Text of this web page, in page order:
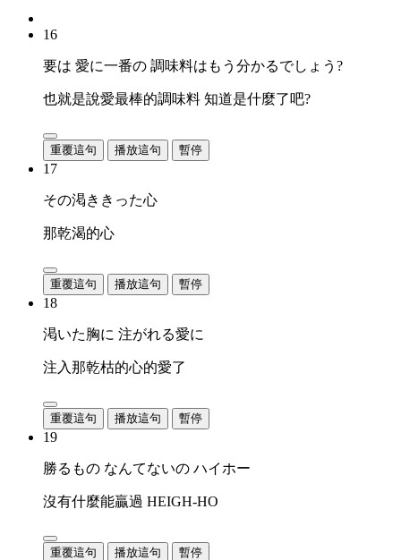
16
要は 愛に一番の 調味料はもう分かるでしょう?
也就是說愛最棒的調味料 知道是什麼了吧?
重覆這句 播放這句 暫停
17
その渇ききった心
那乾渴的心
重覆這句 播放這句 暫停
18
渇いた胸に 注がれる愛に
注入那乾枯的心的愛了
重覆這句 播放這句 暫停
19
勝るもの なんてないの ハイホー
沒有什麼能贏過 HEIGH-HO
重覆這句 播放這句 暫停